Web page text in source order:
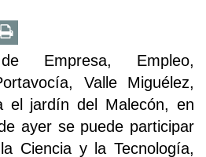
Empresa, Empleo,
Valle Miguélez,
el jardín del Malecón, en
ayer se puede participar
Ciencia y la Tecnología,